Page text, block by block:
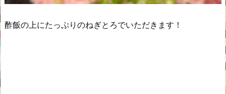
酢飯の上にたっぷりのねぎとろでいただきます！